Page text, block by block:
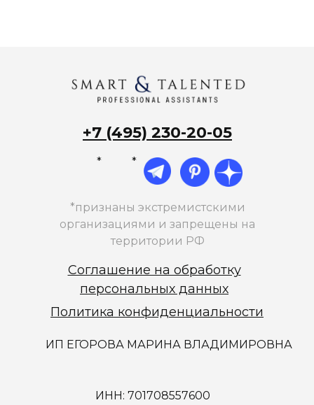
ИП ЕГОРОВА МАРИНА ВЛАДИМИРОВНА
ИНН: 701708557600
+7 (495) 230-20-05
Соглашение на обработку
персональных данных
Политика конфиденциальности
*признаны экстремистскими
организациями и запрещены на
территории РФ
* *